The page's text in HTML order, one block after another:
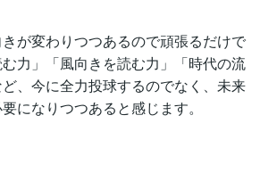
が変わりつつあるので頑張るだけで
力」「風向きを読む力」「時代の流
、今に全力投球するのでなく、未来
になりつつあると感じます。